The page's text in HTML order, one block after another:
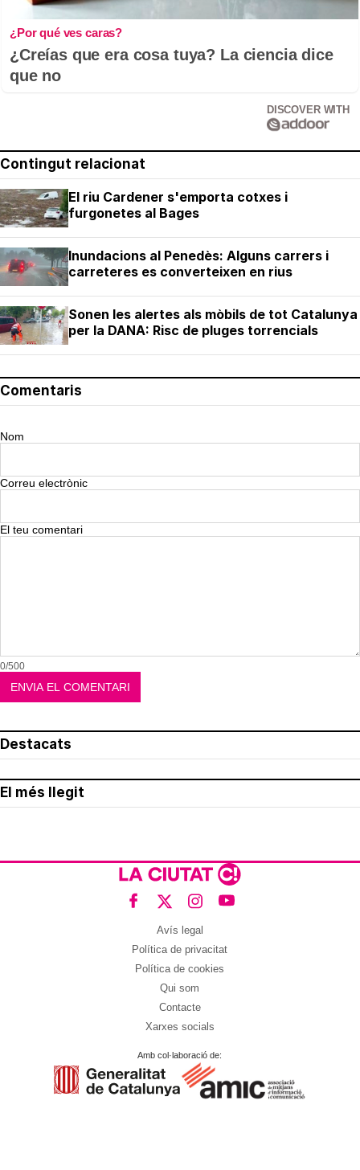
¿Por qué ves caras?
¿Creías que era cosa tuya? La ciencia dice
que no
DISCOVER WITH
Contingut relacionat
El riu Cardener s'emporta cotxes i
furgonetes al Bages
Inundacions al Penedès: Alguns carrers i
carreteres es converteixen en rius
Sonen les alertes als mòbils de tot Catalunya
per la DANA: Risc de pluges torrencials
Comentaris
Nom
Correu electrònic
El teu comentari
0/500
Destacats
El més llegit
Avís legal
Política de privacitat
Política de cookies
Qui som
Contacte
Xarxes socials
Amb col·laboració de: